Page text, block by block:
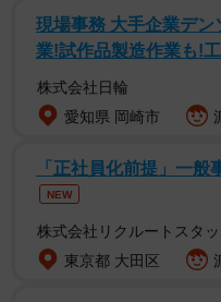
は、「止まれ」と書かれ
「止まって」いる柴犬、
120万以上表示され、8万
ま」の姿に、多くの楽し
確かに「四駆」
「ワンワンカー？（笑）」
現場事務 大手企業デ
業!試作品製造作業も!
株式会社日輪
愛知県 岡崎市
「正社員化前提」一般
NEW
株式会社リクルートスタ
東京都 大田区